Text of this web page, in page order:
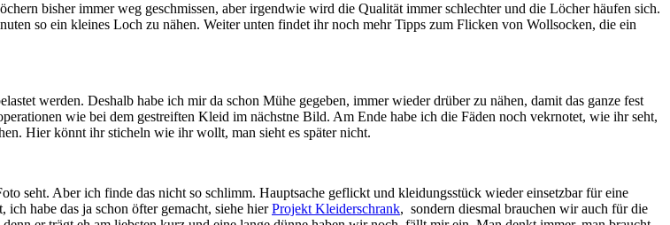
bisher immer weg geschmissen, aber irgendwie wird die Qualität immer schlechter und die Löcher häufen sich.
so ein kleines Loch zu nähen. Weiter unten findet ihr noch mehr Tipps zum Flicken von Wollsocken, die ein
werden. Deshalb habe ich mir da schon Mühe gegeben, immer wieder drüber zu nähen, damit das ganze fest
wie bei dem gestreiften Kleid im nächstne Bild. Am Ende habe ich die Fäden noch vekrnotet, wie ihr seht,
Hier könnt ihr sticheln wie ihr wollt, man sieht es später nicht.
seht. Aber ich finde das nicht so schlimm. Hauptsache geflickt und kleidungsstück wieder einsetzbar für eine
habe das ja schon öfter gemacht, siehe hierProjekt Kleiderschrank, sondern diesmal brauchen wir auch für die